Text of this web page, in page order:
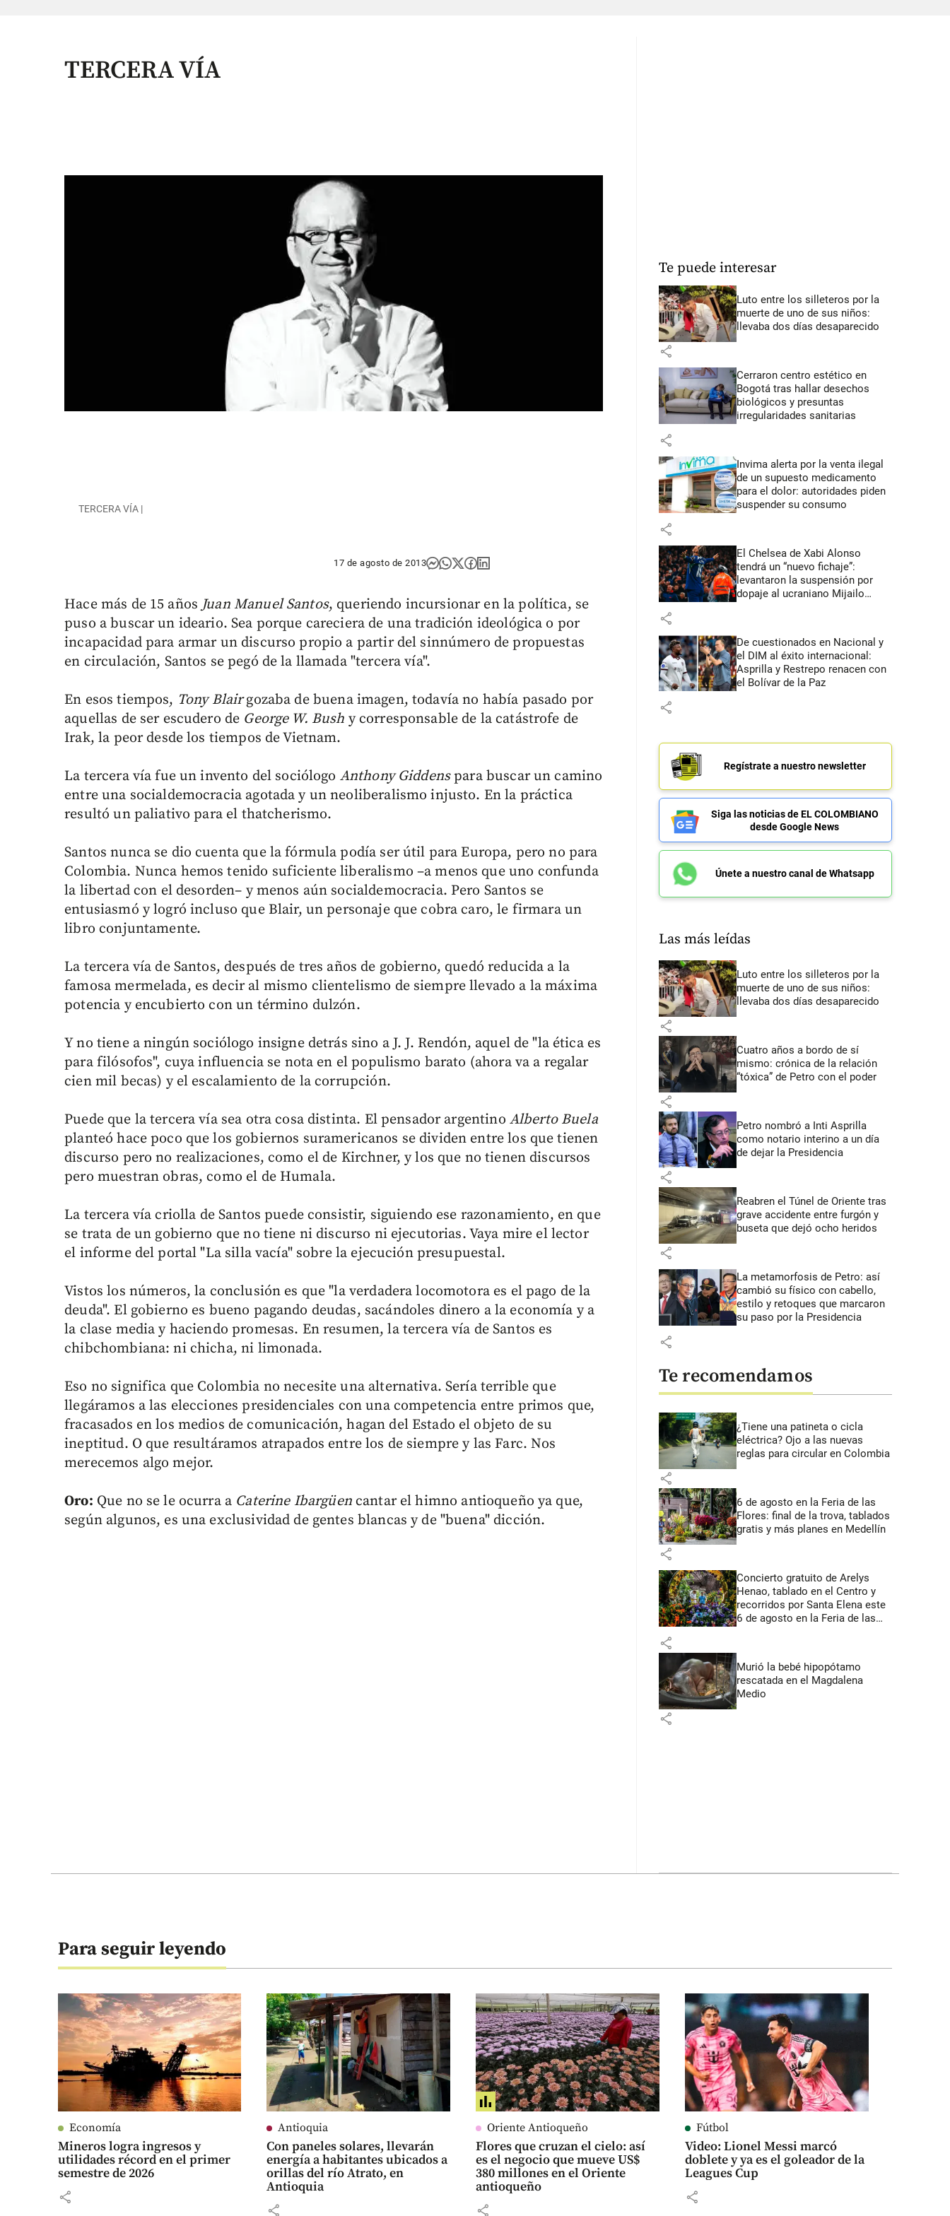
TERCERA VÍA
TERCERA VÍA |
17 de agosto de 2013
Hace más de 15 añosJuan Manuel Santos, queriendo incursionar en la política, se
puso a buscar un ideario. Sea porque careciera de una tradición ideológica o por
incapacidad para armar un discurso propio a partir del sinnúmero de propuestas
en circulación, Santos se pegó de la llamada "tercera vía".
En esos tiempos, Tony Blairgozaba de buena imagen, todavía no había pasado por
aquellas de ser escudero de George W. Bush y corresponsable de la catástrofe de
Irak, la peor desde los tiempos de Vietnam.
La tercera vía fue un invento del sociólogo Anthony Giddenspara buscar un camino
entre una socialdemocracia agotada y un neoliberalismo injusto. En la práctica
resultó un paliativo para el thatcherismo.
Santos nunca se dio cuenta que la fórmula podía ser útil para Europa, pero no para
Colombia. Nunca hemos tenido suficiente liberalismo –a menos que uno confunda
la libertad con el desorden– y menos aún socialdemocracia. Pero Santos se
entusiasmó y logró incluso que Blair, un personaje que cobra caro, le firmara un
libro conjuntamente.
La tercera vía de Santos, después de tres años de gobierno, quedó reducida a la
famosa mermelada, es decir al mismo clientelismo de siempre llevado a la máxima
potencia y encubierto con un término dulzón.
Y no tiene a ningún sociólogo insigne detrás sino a J. J. Rendón, aquel de "la ética es
para filósofos", cuya influencia se nota en el populismo barato (ahora va a regalar
cien mil becas) y el escalamiento de la corrupción.
Puede que la tercera vía sea otra cosa distinta. El pensador argentino Alberto Buela
planteó hace poco que los gobiernos suramericanos se dividen entre los que tienen
discurso pero no realizaciones, como el de Kirchner, y los que no tienen discursos
pero muestran obras, como el de Humala.
La tercera vía criolla de Santos puede consistir, siguiendo ese razonamiento, en que
se trata de un gobierno que no tiene ni discurso ni ejecutorias. Vaya mire el lector
el informe del portal "La silla vacía" sobre la ejecución presupuestal.
Vistos los números, la conclusión es que "la verdadera locomotora es el pago de la
deuda". El gobierno es bueno pagando deudas, sacándoles dinero a la economía y a
la clase media y haciendo promesas. En resumen, la tercera vía de Santos es
chibchombiana: ni chicha, ni limonada.
Eso no significa que Colombia no necesite una alternativa. Sería terrible que
llegáramos a las elecciones presidenciales con una competencia entre primos que,
fracasados en los medios de comunicación, hagan del Estado el objeto de su
ineptitud. O que resultáramos atrapados entre los de siempre y las Farc. Nos
merecemos algo mejor.
Oro: Que no se le ocurra a Caterine Ibargüencantar el himno antioqueño ya que,
según algunos, es una exclusividad de gentes blancas y de "buena" dicción.
Te puede interesar
Luto entre los silleteros por la
muerte de uno de sus niños:
llevaba dos días desaparecido
share
Cerraron centro estético en
Bogotá tras hallar desechos
biológicos y presuntas
irregularidades sanitarias
share
Invima alerta por la venta ilegal
de un supuesto medicamento
para el dolor: autoridades piden
suspender su consumo
share
El Chelsea de Xabi Alonso
tendrá un “nuevo fichaje”:
levantaron la suspensión por
dopaje al ucraniano Mijailo
share
De cuestionados en Nacional y
el DIM al éxito internacional:
Asprilla y Restrepo renacen con
el Bolívar de la Paz
share
Regístrate a nuestro newsletter
Siga las noticias de EL COLOMBIANO
desde Google News
Únete a nuestro canal de Whatsapp
Las más leídas
Luto entre los silleteros por la
muerte de uno de sus niños:
llevaba dos días desaparecido
share
Cuatro años a bordo de sí
mismo: crónica de la relación
“tóxica” de Petro con el poder
share
Petro nombró a Inti Asprilla
como notario interino a un día
de dejar la Presidencia
share
Reabren el Túnel de Oriente tras
grave accidente entre furgón y
buseta que dejó ocho heridos
share
La metamorfosis de Petro: así
cambió su físico con cabello,
estilo y retoques que marcaron
su paso por la Presidencia
share
Te recomendamos
¿Tiene una patineta o cicla
eléctrica? Ojo a las nuevas
reglas para circular en Colombia
share
6 de agosto en la Feria de las
Flores: final de la trova, tablados
gratis y más planes en Medellín
share
Concierto gratuito de Arelys
Henao, tablado en el Centro y
recorridos por Santa Elena este
6 de agosto en la Feria de las
share
Murió la bebé hipopótamo
rescatada en el Magdalena
Medio
share
Para seguir leyendo
Economía
Mineros logra ingresos y
utilidades récord en el primer
semestre de 2026
share
Antioquia
Con paneles solares, llevarán
energía a habitantes ubicados a
orillas del río Atrato, en
Antioquia
share
Oriente Antioqueño
Flores que cruzan el cielo: así
es el negocio que mueve US$
380 millones en el Oriente
antioqueño
share
Fútbol
Video: Lionel Messi marcó
doblete y ya es el goleador de la
Leagues Cup
share